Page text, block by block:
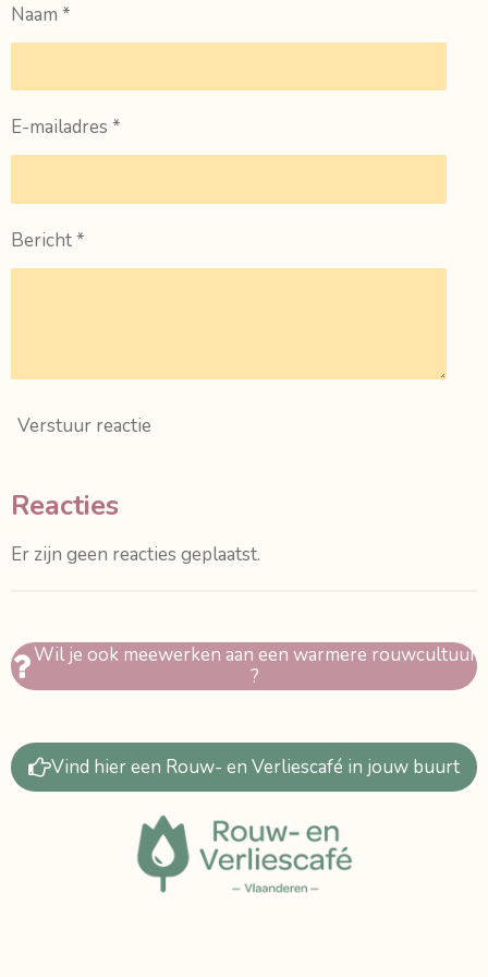
Naam *
E-mailadres *
Bericht *
Verstuur reactie
Reacties
Er zijn geen reacties geplaatst.
Wil je ook meewerken aan een warmere rouwcultuur
?
Vind hier een Rouw- en Verliescafé in jouw buurt